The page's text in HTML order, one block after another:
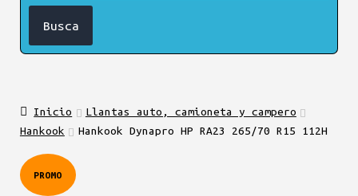
Inicio
Llantas auto, camioneta y campero
Hankook
Hankook Dynapro HP RA23 265/70 R15 112H
PROMO